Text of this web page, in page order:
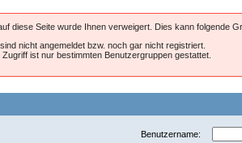
diese Seite wurde Ihnen verweigert. Dies kann folgende
nicht angemeldet bzw. noch gar nicht registriert.
Zugriff ist nur bestimmten Benutzergruppen gestattet.
Benutzername: